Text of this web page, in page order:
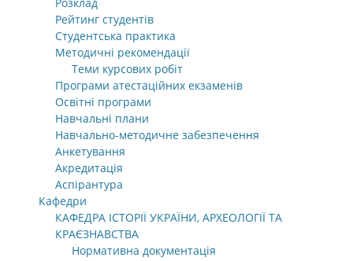
Рейтинг студентів
Студентська практика
Методичні рекомендації
Теми курсових робіт
Програми атестаційних екзаменів
Освітні програми
Навчальні плани
Навчально-методичне забезпечення
Анкетування
Акредитація
Аспірантура
Кафедри
КАФЕДРА ІСТОРІЇ УКРАЇНИ, АРХЕОЛОГІЇ ТА
КРАЄЗНАВСТВА
Нормативна документація